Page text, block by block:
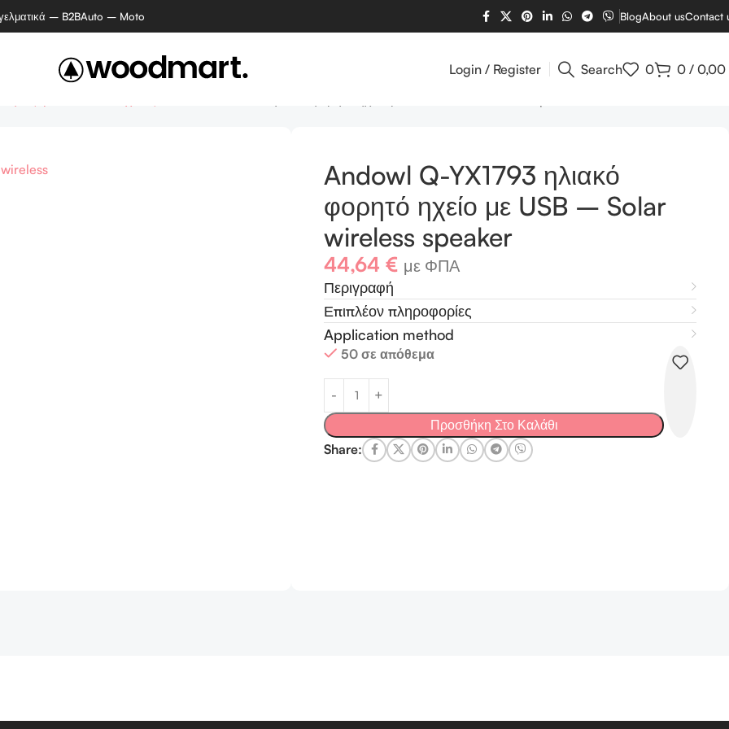
– B2BAuto – Moto BlogAbout usContact
Login / Register Search 0 0 / 0,00
Andowl Q-YX1793 ηλιακό
φορητό ηχείο με USB – Solar
wireless speaker
44,64€ με ΦΠΑ
Περιγραφή
Επιπλέον πληροφορίες
Application method
50 σε απόθεμα
Προσθήκη Στο Καλάθι
Share: